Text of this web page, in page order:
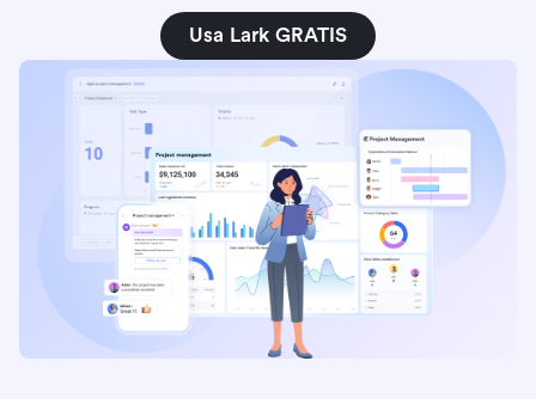
Usa Lark GRATIS
Conclusiones clave
¿Qué es la metodología ágil usando Scrum?
Comprendiendo la diferencia: Ágil vs. Scrum
4 eventos centrales de Scrum que impulsan la